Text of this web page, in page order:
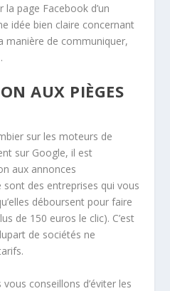
page Facebook d’un
idée bien claire concernant
manière de communiquer,
AUX PIÈGES
sur les moteurs de
sur Google, il est
aux annonces
sont des entreprises qui vous
déboursent pour faire
de 150 euros le clic). C’est
de sociétés ne
conseillons d’éviter les